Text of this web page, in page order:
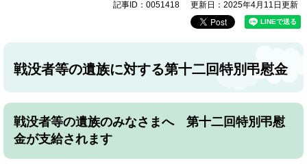
記事ID：0051418 更新日：2025年4月11日更新
戦没者等の遺族に対する第十二回特別弔慰金
戦没者等の遺族のみなさまへ 第十二回特別弔慰
金が支給されます